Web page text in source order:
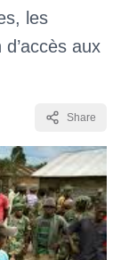
les
aux
Share